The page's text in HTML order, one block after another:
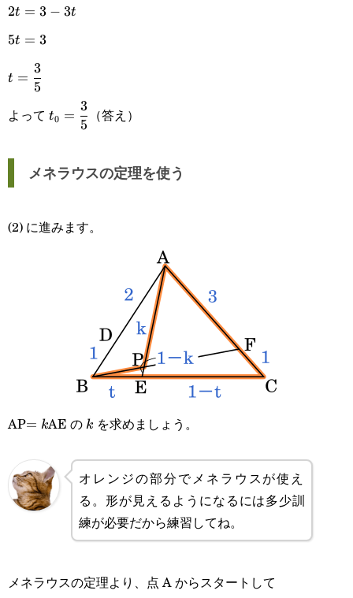
t)
2t=3-
3t
2t = 3 − 3t
5t=3
5t = 3
\displaystyle
t=\frac{3}
{5}
t =
5
3
よって
\displaystyle
t_0=\frac{3}
t0 =
5
3 （答え）
メネラウスの定理を使う
(2) に進みます。
AP=k
= kAE の k
k を求めましょう。
オレンジの部分でメネラウスが使え
る。形が見えるようになるには多少訓
練が必要だから練習してね。
メネラウスの定理より、点 A からスタートして